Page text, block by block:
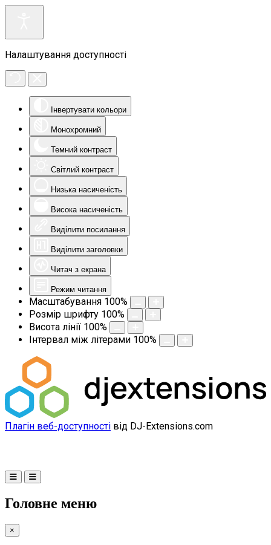
Налаштування доступності
Інвертувати кольори
Монохромний
Темний контраст
Світлий контраст
Низька насиченість
Висока насиченість
Виділити посилання
Виділити заголовки
Читач з екрана
Режим читання
Масштабування 100%
Розмір шрифту 100%
Висота лінії 100%
Інтервал між літерами 100%
Плагін веб-доступності від DJ-Extensions.com
Головне меню
×